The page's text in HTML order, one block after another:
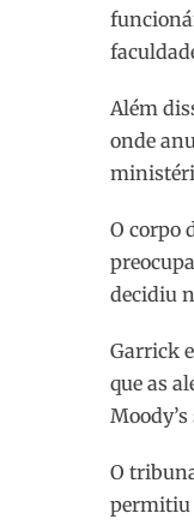
Além
onde
O corpo
decidiu
Garrick
que as
O
permitiu